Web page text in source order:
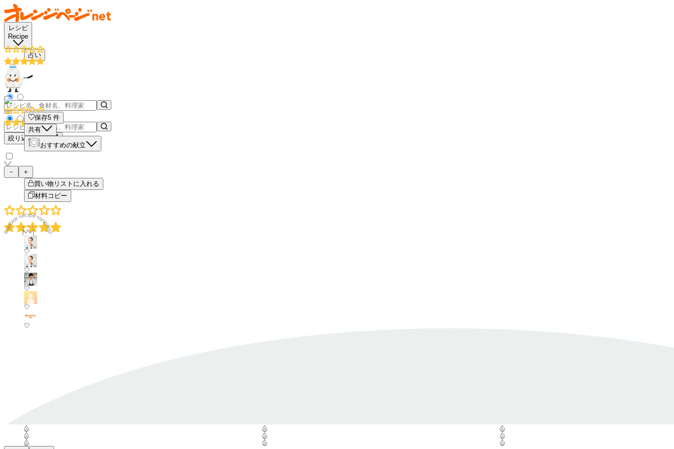
レシピ
Recipe
占い
絞り込み検索
保存5 件
共有
おすすめの献立
－
＋
買い物リストに入れる
材料コピー